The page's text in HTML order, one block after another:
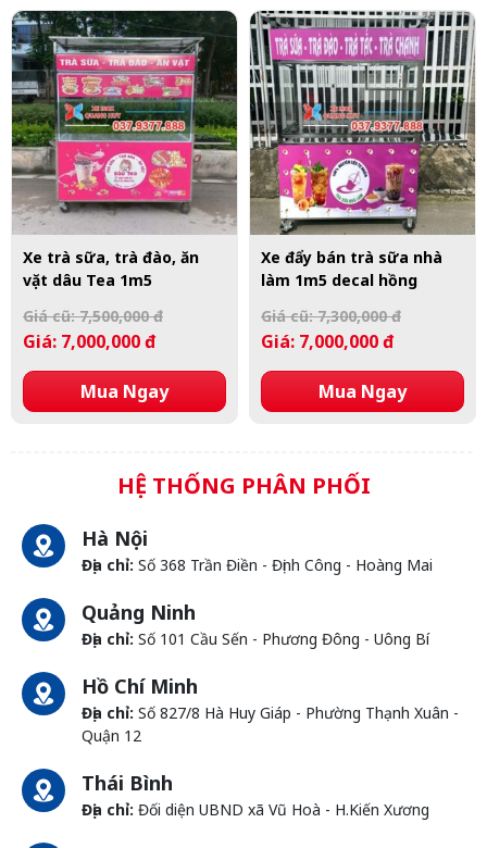
Xe trà sữa, trà đào, ăn
vặt dâu Tea 1m5
Giá cũ: 7,500,000 đ
Giá: 7,000,000 đ
Mua Ngay
Xe đẩy bán trà sữa nhà
làm 1m5 decal hồng
Giá cũ: 7,300,000 đ
Giá: 7,000,000 đ
Mua Ngay
HỆ THỐNG PHÂN PHỐI
Hà Nội
Địa chỉ: Số 368 Trần Điền - Định Công - Hoàng Mai
Quảng Ninh
Địa chỉ: Số 101 Cầu Sến - Phương Đông - Uông Bí
Hồ Chí Minh
Địa chỉ: Số 827/8 Hà Huy Giáp - Phường Thạnh Xuân -
Quận 12
Thái Bình
Địa chỉ: Đối diện UBND xã Vũ Hoà - H.Kiến Xương